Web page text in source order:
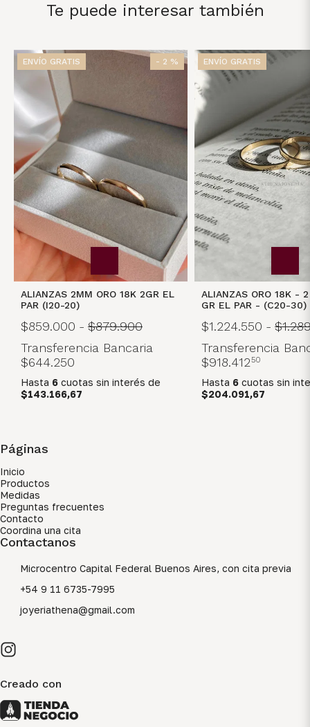
Te puede interesar también
ENVÍO GRATIS - 2 %
ALIANZAS 2MM ORO 18K 2GR EL
PAR (I20-20)
$859.000 - $879.900
Transferencia Bancaria
$644.250
Hasta 6 cuotas sin interés de
$143.166,67
ENVÍO GRATIS
ALIANZAS ORO 18K -
GR EL PAR - (C20-30)
$1.224.550 -
Transferencia
$918.41250
Hasta 6 cuotas sin
$204.091,67
Páginas
Inicio
Productos
Medidas
Preguntas frecuentes
Contacto
Coordina una cita
Contactanos
Microcentro Capital Federal Buenos Aires, con cita previa
+54 9 11 6735-7995
joyeriathena@gmail.com
Creado con